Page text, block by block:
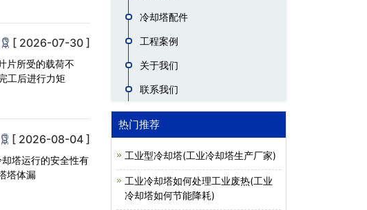
[ 2026-07-30 ]
片所受的载荷不
工后进行力矩
[ 2026-08-04 ]
塔运行的安全性有
塔体漏
冷却塔配件
工程案例
关于我们
联系我们
热门推荐
工业型冷却塔(工业冷却塔生产厂家)
工业冷却塔如何处理工业废热(工业
冷却塔如何节能降耗)